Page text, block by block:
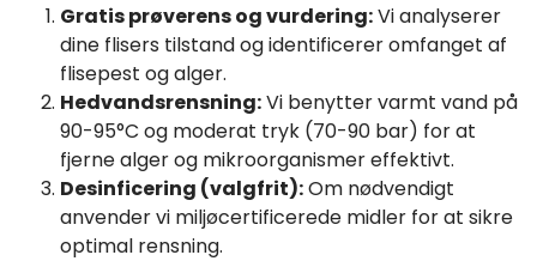
Gratis prøverens og vurdering:Vi analyserer
dine flisers tilstand og identificerer omfanget af
flisepest og alger.
Hedvandsrensning:Vi benytter varmt vand på
90-95°C og moderat tryk (70-90 bar) for at
fjerne alger og mikroorganismer effektivt.
Desinficering (valgfrit):Om nødvendigt
anvender vi miljøcertificerede midler for at sikre
optimal rensning.